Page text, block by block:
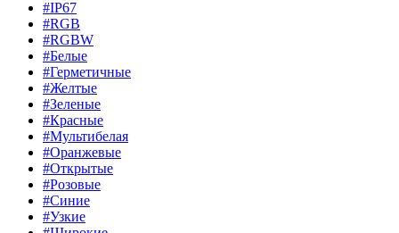
#IP67
#RGB
#RGBW
#Белые
#Герметичные
#Желтые
#Зеленые
#Красные
#Мультибелая
#Оранжевые
#Открытые
#Розовые
#Синие
#Узкие